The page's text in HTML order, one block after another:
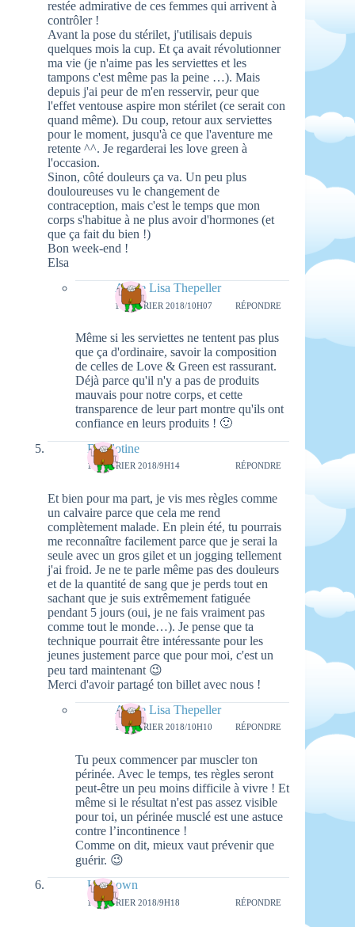
restée admirative de ces femmes qui arrivent à
contrôler !
Avant la pose du stérilet, j'utilisais depuis
quelques mois la cup. Et ça avait révolutionner
ma vie (je n'aime pas les serviettes et les
tampons c'est même pas la peine …). Mais
depuis j'ai peur de m'en resservir, peur que
l'effet ventouse aspire mon stérilet (ce serait con
quand même). Du coup, retour aux serviettes
pour le moment, jusqu'à ce que l'aventure me
retente ^^. Je regarderai les love green à
l'occasion.
Sinon, côté douleurs ça va. Un peu plus
douloureuses vu le changement de
contraception, mais c'est le temps que mon
corps s'habitue à ne plus avoir d'hormones (et
que ça fait du bien !)
Bon week-end !
Elsa
Aimie Lisa Thepeller
16 FÉVRIER 2018/10H07 RÉPONDRE
Même si les serviettes ne tentent pas plus
que ça d'ordinaire, savoir la composition
de celles de Love & Green est rassurant.
Déjà parce qu'il n'y a pas de produits
mauvais pour notre corps, et cette
transparence de leur part montre qu'ils ont
confiance en leurs produits ! 🙂
Diablotine
16 FÉVRIER 2018/9H14 RÉPONDRE
Et bien pour ma part, je vis mes règles comme
un calvaire parce que cela me rend
complètement malade. En plein été, tu pourrais
me reconnaître facilement parce que je serai la
seule avec un gros gilet et un jogging tellement
j'ai froid. Je ne te parle même pas des douleurs
et de la quantité de sang que je perds tout en
sachant que je suis extrêmement fatiguée
pendant 5 jours (oui, je ne fais vraiment pas
comme tout le monde…). Je pense que ta
technique pourrait être intéressante pour les
jeunes justement parce que pour moi, c'est un
peu tard maintenant 😉
Merci d'avoir partagé ton billet avec nous !
Aimie Lisa Thepeller
16 FÉVRIER 2018/10H10 RÉPONDRE
Tu peux commencer par muscler ton
périnée. Avec le temps, tes règles seront
peut-être un peu moins difficile à vivre ! Et
même si le résultat n'est pas assez visible
pour toi, un périnée musclé est une astuce
contre l’incontinence !
Comme on dit, mieux vaut prévenir que
guérir. 😉
Unknown
16 FÉVRIER 2018/9H18 RÉPONDRE